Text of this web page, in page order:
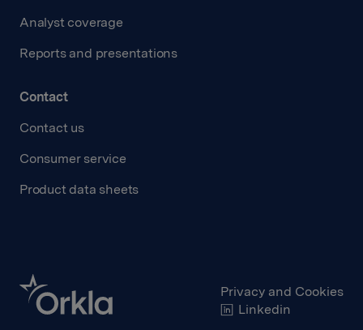
Analyst coverage
Reports and presentations
Contact
Contact us
Consumer service
Product data sheets
Privacy and Cookies
Linkedin